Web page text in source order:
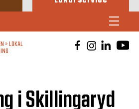
»
LOKAL
i Skillingaryd